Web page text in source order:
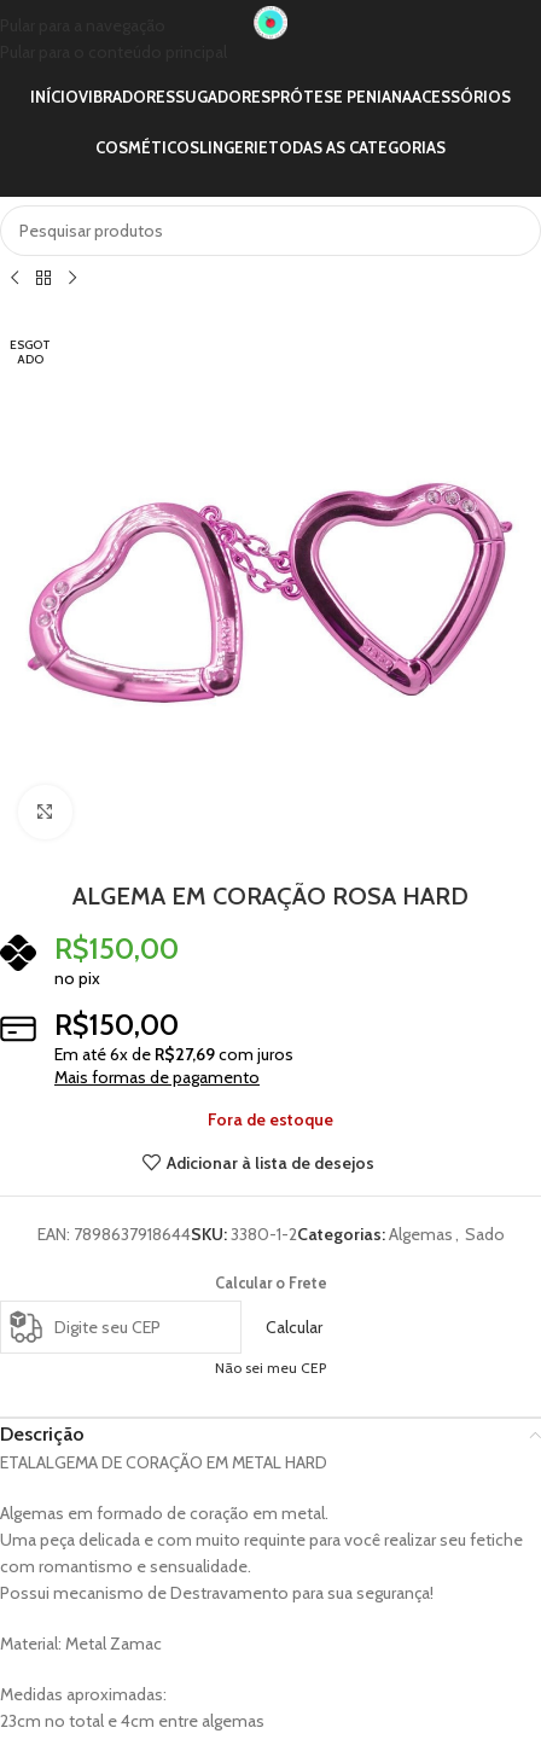
INÍCIOVIBRADORESSUGADORESPRÓTESE PENIANAACESSÓRIOS
COSMÉTICOSLINGERIETODAS AS CATEGORIAS
ESGOT
ADO
ALGEMA EM CORAÇÃO ROSA HARD
R$150,00
no pix
R$150,00
Em até6x de R$27,69com juros
Mais formas de pagamento
Fora de estoque
Adicionar à lista de desejos
EAN: 7898637918644SKU:3380-1-2Categorias:Algemas, Sado
Calcular o Frete
Calcular
Não sei meu CEP
Descrição
ETALALGEMA DE CORAÇÃO EM METAL HARD
Algemas em formado de coração em metal.
Uma peça delicada e com muito requinte para você realizar seu fetiche
com romantismo e sensualidade.
Possui mecanismo de Destravamento para sua segurança!
Material: Metal Zamac
Medidas aproximadas:
23cm no total e 4cm entre algemas